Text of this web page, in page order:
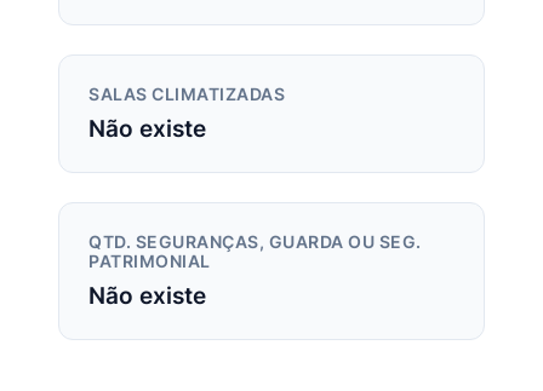
SALAS CLIMATIZADAS
Não existe
QTD. SEGURANÇAS, GUARDA OU SEG.
PATRIMONIAL
Não existe